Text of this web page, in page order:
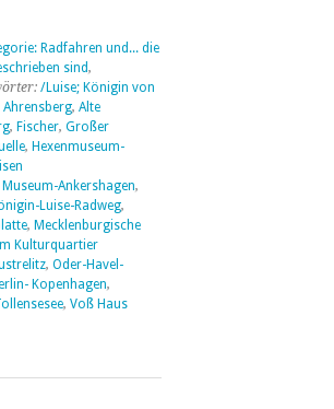
Radfahren und... die
sind,
/Luise; Königin von
Ahrensberg, Alte
, Fischer, Großer
, Hexenmuseum-
Ankershagen,
Luise-Radweg,
, Mecklenburgische
Kulturquartier
, Oder-Havel-
Kopenhagen,
, Voß Haus